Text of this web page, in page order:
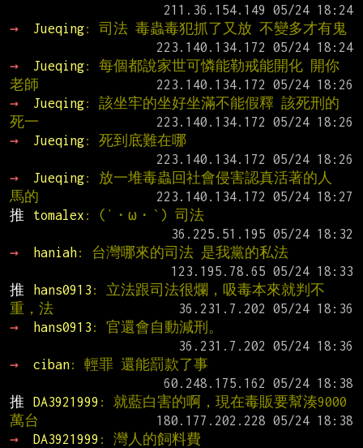
→
Jueqing: 司法 毒蟲毒犯抓了又放 不變多才有鬼
→
Jueqing: 每個都說家世可憐能勒戒能開化 開你
老師
→
Jueqing: 該坐牢的坐好坐滿不能假釋 該死刑的
死一
→
Jueqing: 死到底難在哪
→
Jueqing: 放一堆毒蟲回社會侵害認真活著的人
馬的
推
tomalex : (′・ω・‵) 司法
→
haniah: 台灣哪來的司法 是我黨的私法
推
hans0913 : 立法跟司法很爛，吸毒本來就判不
重，法
→
hans0913 : 官還會自動減刑。
→
ciban: 輕罪 還能罰款了事
推
DA3921999 : 就藍白害的啊，現在毒販要幫湊9000
萬台
→
DA3921999 : 灣人的飼料費